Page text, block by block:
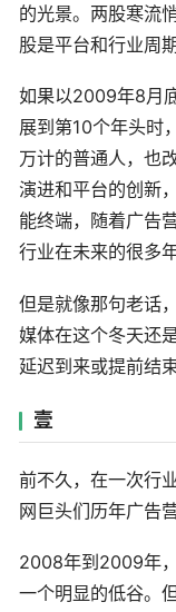
的光景。两股寒流
股是平台和行业周
如果以2009年8月
展到第10个年头时
万计的普通人，也
演进和平台的创新
能终端，随着广告
行业在未来的很多
但是就像那句老话
媒体在这个冬天还
延迟到来或提前结
壹
前不久，在一次行
网巨头们历年广告
2008年到2009年
一个明显的低谷。